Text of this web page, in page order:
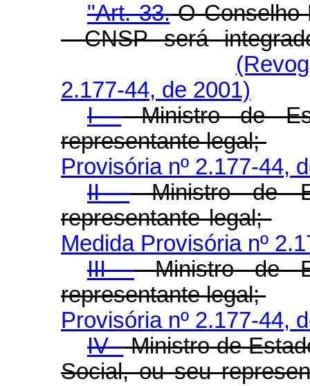
"Art. 33.O Conselho
- CNSP será
2.177-44, de 2001)
I -Ministro de
representante legal;
Provisória nº 2.177-44,
II -Ministro de
representante legal;
Medida Provisória nº
III -Ministro de
representante legal;
Provisória nº 2.177-44,
IV -Ministro de
Social, ou seu